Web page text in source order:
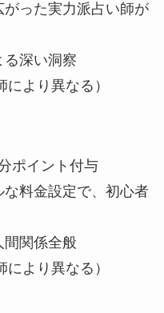
った実力派占い師が
る深い洞察
より異なる）
ポイント付与
料金設定で、初心者
間関係全般
より異なる）